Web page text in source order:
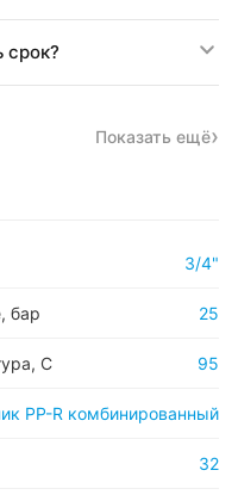
срок?
Показать ещё
3/4"
бар 25
С 95
PP-R комбинированный
32